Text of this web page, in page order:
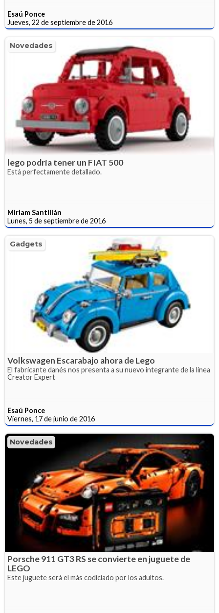
Esaú Ponce
Jueves, 22 de septiembre de 2016
Novedades
lego podría tener un FIAT 500
Está perfectamente detallado.
Miriam Santillán
Lunes, 5 de septiembre de 2016
Gadgets
Volkswagen Escarabajo ahora de Lego
El fabricante danés nos presenta a su nuevo integrante de la línea
Creator Expert
Esaú Ponce
Viernes, 17 de junio de 2016
Novedades
Porsche 911 GT3 RS se convierte en juguete de
LEGO
Este juguete será el más codiciado por los adultos.